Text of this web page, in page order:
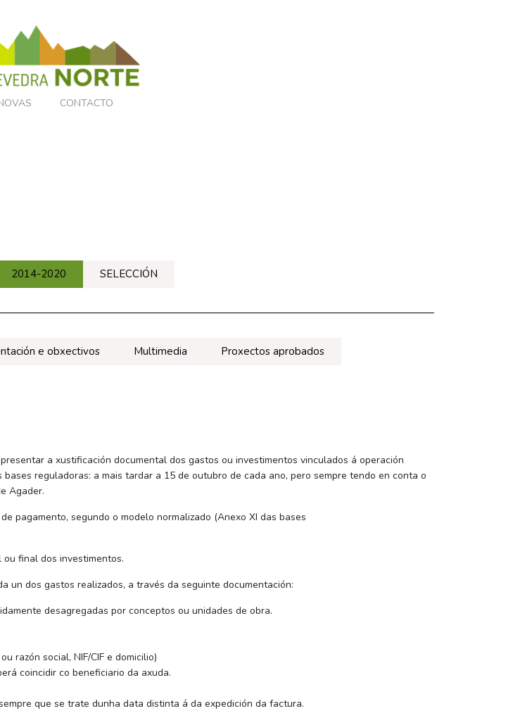
CONTACTO
2014-2020 SELECCIÓN
e obxectivos Multimedia Proxectos aprobados
a xustificación documental dos gastos ou investimentos vinculados á operación
reguladoras: a mais tardar a 15 de outubro de cada ano, pero sempre tendo en conta o
Agader.
pagamento, segundo o modelo normalizado (Anexo XI das bases
final dos investimentos.
un dos gastos realizados, a través da seguinte documentación:
desagregadas por conceptos ou unidades de obra.
razón social, NIF/CIF e domicilio)
coincidir co beneficiario da axuda.
que se trate dunha data distinta á da expedición da factura.